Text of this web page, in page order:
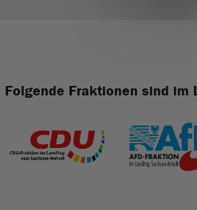
Folgende Fraktionen sind im